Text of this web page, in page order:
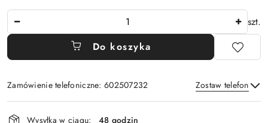
szt.
Do koszyka
Zamówienie telefoniczne: 602507232 Zostaw telefon
Dostępność
Wysyłka w ciągu: 48 godzin